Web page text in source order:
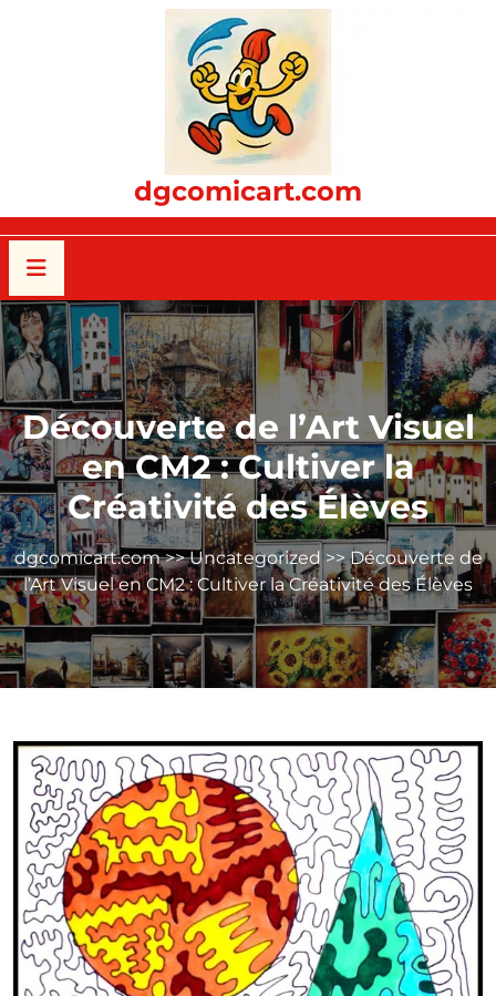
dgcomicart.com
Découverte de l’Art Visuel
en CM2 : Cultiver la
Créativité des Élèves
dgcomicart.com>>Uncategorized >> Découverte de
l’Art Visuel en CM2 : Cultiver la Créativité des Élèves